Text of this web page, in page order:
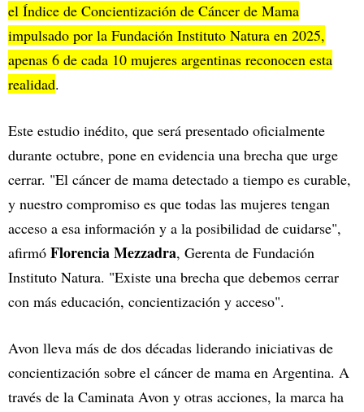
el Índice de Concientización de Cáncer de Mama
impulsado por la Fundación Instituto Natura en 2025,
apenas 6 de cada 10 mujeres argentinas reconocen esta
realidad.
Este estudio inédito, que será presentado oficialmente
durante octubre, pone en evidencia una brecha que urge
cerrar. "El cáncer de mama detectado a tiempo es curable,
y nuestro compromiso es que todas las mujeres tengan
acceso a esa información y a la posibilidad de cuidarse",
afirmó Florencia Mezzadra, Gerenta de Fundación
Instituto Natura. "Existe una brecha que debemos cerrar
con más educación, concientización y acceso".
Avon lleva más de dos décadas liderando iniciativas de
concientización sobre el cáncer de mama en Argentina. A
través de la Caminata Avon y otras acciones, la marca ha